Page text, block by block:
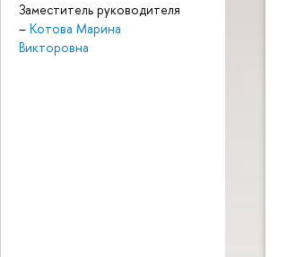
Заместитель руководителя
– Котова Марина
Викторовна